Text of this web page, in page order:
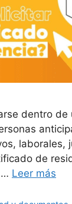
dentro
laborales,
de
… Leer más